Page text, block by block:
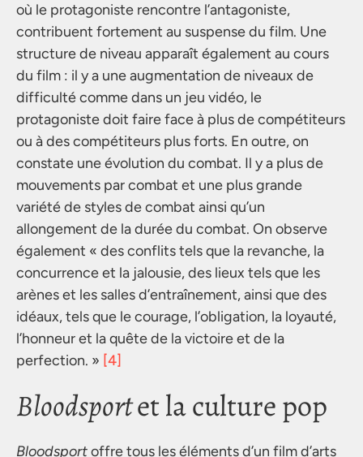
où le protagoniste rencontre l’antagoniste,
contribuent fortement au suspense du film. Une
structure de niveau apparaît également au cours
du film : il y a une augmentation de niveaux de
difficulté comme dans un jeu vidéo, le
protagoniste doit faire face à plus de compétiteurs
ou à des compétiteurs plus forts. En outre, on
constate une évolution du combat. Il y a plus de
mouvements par combat et une plus grande
variété de styles de combat ainsi qu’un
allongement de la durée du combat. On observe
également « des conflits tels que la revanche, la
concurrence et la jalousie, des lieux tels que les
arènes et les salles d’entraînement, ainsi que des
idéaux, tels que le courage, l’obligation, la loyauté,
l’honneur et la quête de la victoire et de la
perfection. » [4]
Bloodsportet la culture pop
Bloodsportoffre tous les éléments d’un film d’arts